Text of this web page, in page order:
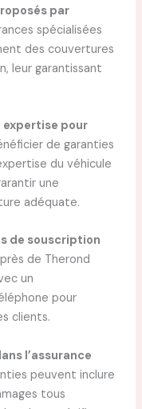
par
spécialisées
des couvertures
leur garantissant
expertise pour
de garanties
du véhicule
une
adéquate.
de souscription
de Therond
un
pour
clients.
l’assurance
peuvent inclure
tous